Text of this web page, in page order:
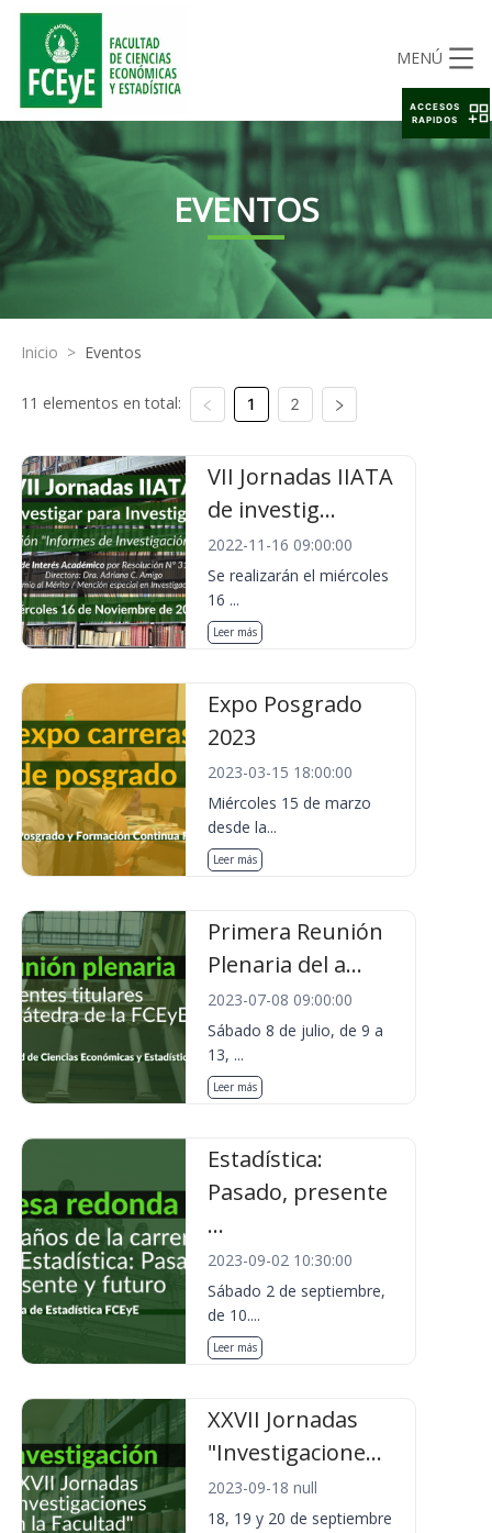
MENÚ
EVENTOS
Inicio > Eventos
11 elementos en total: 1 2
VII Jornadas IIATA
de investig...
2022-11-16 09:00:00
Se realizarán el miércoles
16 ...
Leer más
Expo Posgrado
2023
2023-03-15 18:00:00
Miércoles 15 de marzo
desde la...
Leer más
Primera Reunión
Plenaria del a...
2023-07-08 09:00:00
Sábado 8 de julio, de 9 a
13, ...
Leer más
Estadística:
Pasado, presente
...
2023-09-02 10:30:00
Sábado 2 de septiembre,
de 10....
Leer más
XXVII Jornadas
"Investigacione...
2023-09-18 null
18, 19 y 20 de septiembre
ACCESOS
RAPIDOS